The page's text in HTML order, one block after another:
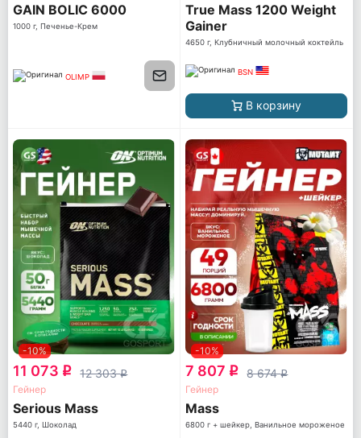
GAIN BOLIC 6000
1000 г, Печенье-Крем
OLIMP
True Mass 1200 Weight
Gainer
4650 г, Клубничный молочный коктейль
BSN
В корзину
-10%
11 073 q 12 303q
Гейнер
Serious Mass
5440 г, Шоколад
-10%
7 807 q 8 674q
Гейнер
Mass
6800 г + шейкер, Ванильное мороженое